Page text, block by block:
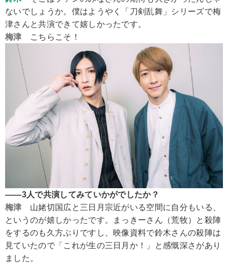
ないでしょうか。僕はようやく「刀剣乱舞」シリーズで梅
津さんと共演できて嬉しかったです。
梅津 こちらこそ！
――3人で共演してみていかがでしたか？
梅津 山姥切国広と三日月宗近がいる空間に自分もいる、
というのが嬉しかったです。まっきーさん（荒牧）と殺陣
をするのも久方ぶりですし、映像資料で鈴木さんの殺陣は
見ていたので「これが生の三日月か！」と感慨深さがあり
ました。